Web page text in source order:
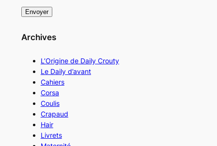
Archives
L’Origine de Daily Crouty
Le Daily d’avant
Cahiers
Corsa
Coulis
Crapaud
Hair
Livrets